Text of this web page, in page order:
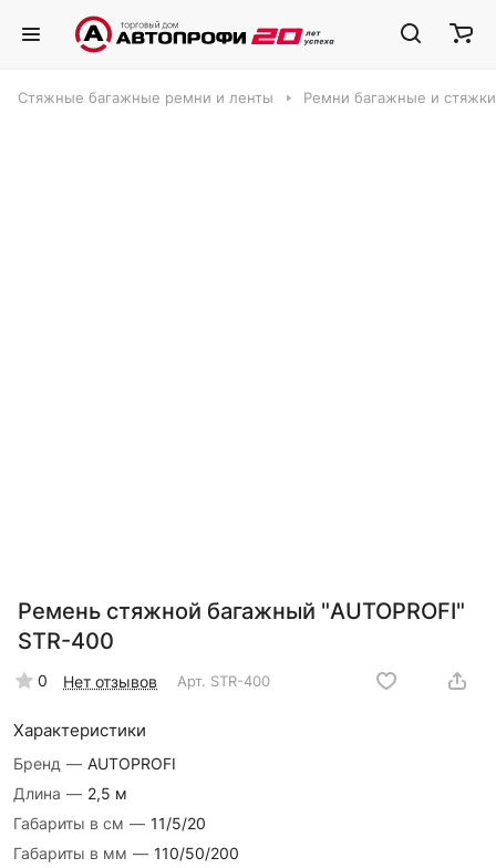
Стяжные багажные ремни и ленты Ремни багажные и стяжки
Ремень стяжной багажный "AUTOPROFI"
STR-400
0 Нет отзывов Арт. STR-400
Характеристики
Бренд — AUTOPROFI
Длина — 2,5 м
Габариты в см — 11/5/20
Габариты в мм — 110/50/200